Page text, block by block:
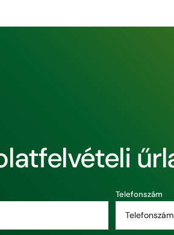
Telefonszám